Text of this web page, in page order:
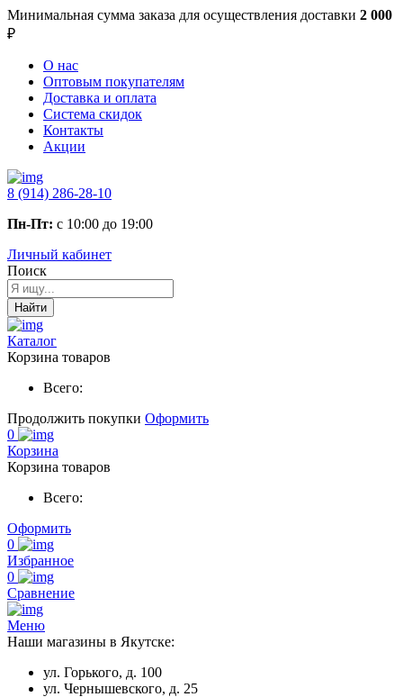
Минимальная сумма заказа для осуществления доставки 2 000
₽
О нас
Оптовым покупателям
Доставка и оплата
Система скидок
Контакты
Акции
8 (914) 286-28-10
Пн-Пт: с 10:00 до 19:00
Личный кабинет
Поиск
Найти
Каталог
Корзина товаров
Всего:
Продолжить покупки Оформить
0
Корзина
Корзина товаров
Всего:
Оформить
0
Избранное
0
Сравнение
Меню
Наши магазины в Якутске:
ул. Горького, д. 100
ул. Чернышевского, д. 25